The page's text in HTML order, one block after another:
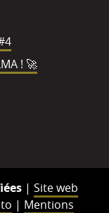
! 🚀
| Site web
| Mentions